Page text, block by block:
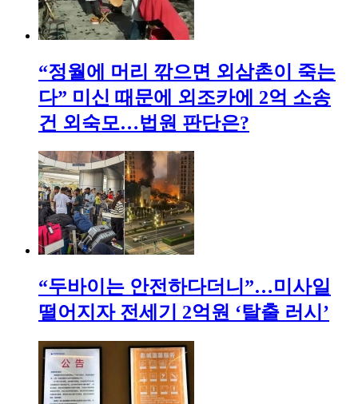
“정월에 머리 깎으면 외삼촌이 죽는
다” 미신 때문에 외조카에 2억 소송
건 외숙모…법원 판단은?
“두바이는 안전하다더니”…미사일
떨어지자 전세기 2억원 ‘탈출 러시’